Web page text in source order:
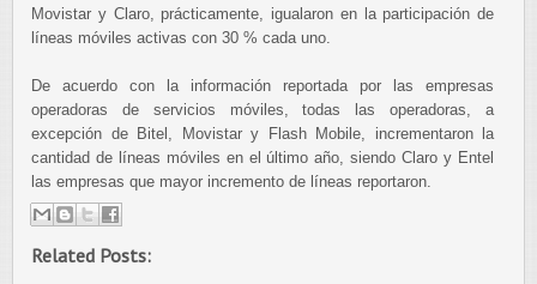
Movistar y Claro, prácticamente, igualaron en la participación de
líneas móviles activas con 30 % cada uno.
De acuerdo con la información reportada por las empresas
operadoras de servicios móviles, todas las operadoras, a
excepción de Bitel, Movistar y Flash Mobile, incrementaron la
cantidad de líneas móviles en el último año, siendo Claro y Entel
las empresas que mayor incremento de líneas reportaron.
Related Posts: